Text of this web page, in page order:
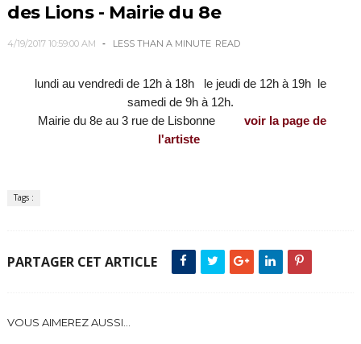
des Lions - Mairie du 8e
4/19/2017 10:59:00 AM LESS THAN A MINUTE READ
lundi au vendredi de 12h à 18h le jeudi de 12h à 19h le
samedi de 9h à 12h.
Mairie du 8e au 3 rue de Lisbonne voir la page de
l'artiste
Tags :
PARTAGER CET ARTICLE
VOUS AIMEREZ AUSSI...